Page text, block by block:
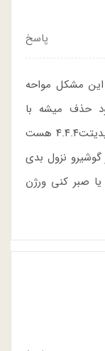
پاسخ
مشکل مواحه
حذف میشه با
خدمات مطرح کردم گفتند مشکل از آپدیتت۴.۴.۴ هست
گوشیرو نزول بدی
صبر کنی ورژن